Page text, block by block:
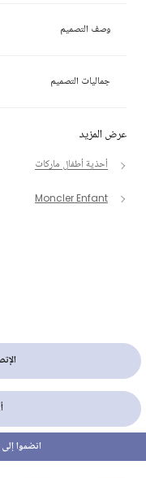
عرض المزيد
أحذية أطفال ماركات
Moncler Enfant
وصف التصميم
جماليات التصميم
انضموا